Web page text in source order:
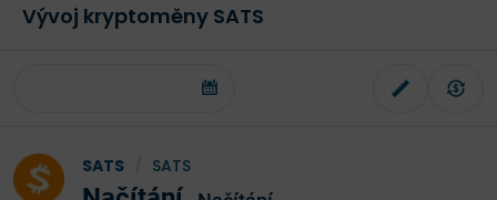
Vývoj kryptoměny SATS
SATS SATS